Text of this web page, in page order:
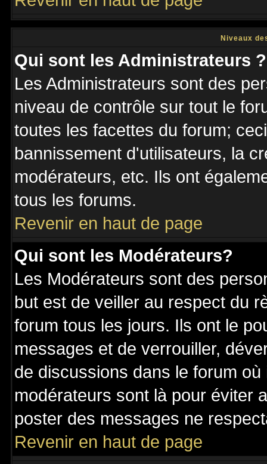
Niveaux
Qui sont les Administrateurs ?
Les Administrateurs sont des
niveau de contrôle sur tout le
toutes les facettes du forum;
bannissement d'utilisateurs, la
modérateurs, etc. Ils ont
tous les forums.
Revenir en haut de page
Qui sont les Modérateurs?
Les Modérateurs sont des
but est de veiller au respect du
forum tous les jours. Ils ont le
messages et de verrouiller,
de discussions dans le forum
modérateurs sont là pour éviter
poster des messages ne
Revenir en haut de page